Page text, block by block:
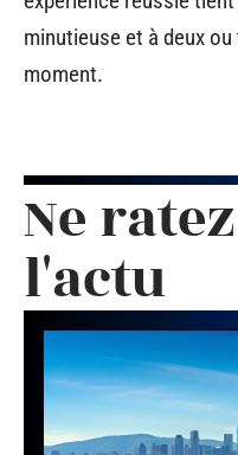
minutieuse et à deux
moment.
Ne
l'actu